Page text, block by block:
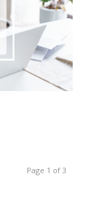
Page 1 of 3